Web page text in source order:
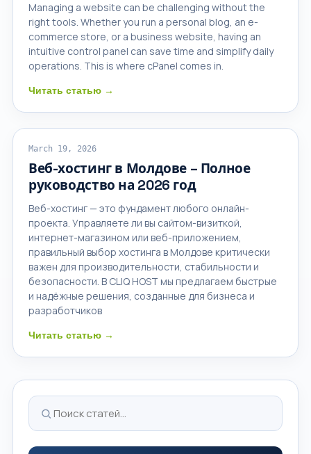
Managing a website can be challenging without the
right tools. Whether you run a personal blog, an e-
commerce store, or a business website, having an
intuitive control panel can save time and simplify daily
operations. This is where cPanel comes in.
Читать статью →
ОБЛАЧНЫЙ ХОСТИНГ
March 19, 2026
Веб-хостинг в Молдове – Полное
руководство на 2026 год
Веб-хостинг — это фундамент любого онлайн-
проекта. Управляете ли вы сайтом-визиткой,
интернет-магазином или веб-приложением,
правильный выбор хостинга в Молдове критически
важен для производительности, стабильности и
безопасности. В CLIQ HOST мы предлагаем быстрые
и надёжные решения, созданные для бизнеса и
разработчиков
Читать статью →